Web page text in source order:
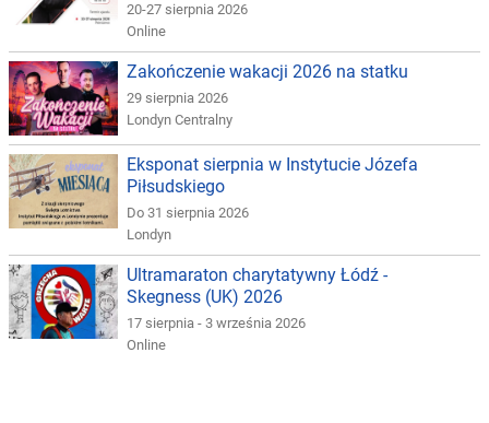
20-27 sierpnia 2026
Online
Zakończenie wakacji 2026 na statku
29 sierpnia 2026
Londyn Centralny
Eksponat sierpnia w Instytucie Józefa
Piłsudskiego
Do 31 sierpnia 2026
Londyn
Ultramaraton charytatywny Łódź -
Skegness (UK) 2026
17 sierpnia - 3 września 2026
Online